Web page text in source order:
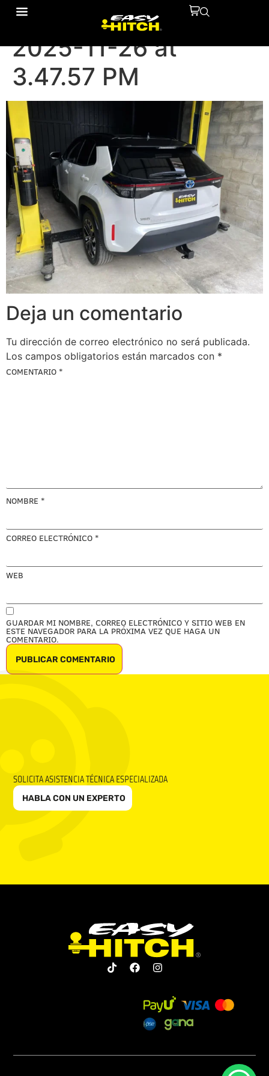
WhatsApp Image
2025-11-26 at
3.47.57 PM
Deja un comentario
Tu dirección de correo electrónico no será publicada.
Los campos obligatorios están marcados con *
COMENTARIO *
NOMBRE *
CORREO ELECTRÓNICO *
WEB
GUARDAR MI NOMBRE, CORREO ELECTRÓNICO Y SITIO WEB EN
ESTE NAVEGADOR PARA LA PRÓXIMA VEZ QUE HAGA UN
COMENTARIO.
SOLICITA ASISTENCIA TÉCNICA ESPECIALIZADA
HABLA CON UN EXPERTO